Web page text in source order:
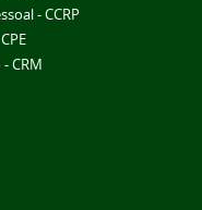
- CCRP
CRM